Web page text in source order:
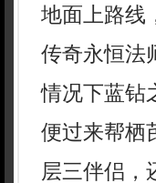
地面上路线
传奇永恒法
情况下蓝钻
便过来帮栖
层三伴侣，